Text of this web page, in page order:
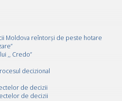
Moldova reîntorși de peste hotare
,, Credo”
decizional
de decizii
de decizii